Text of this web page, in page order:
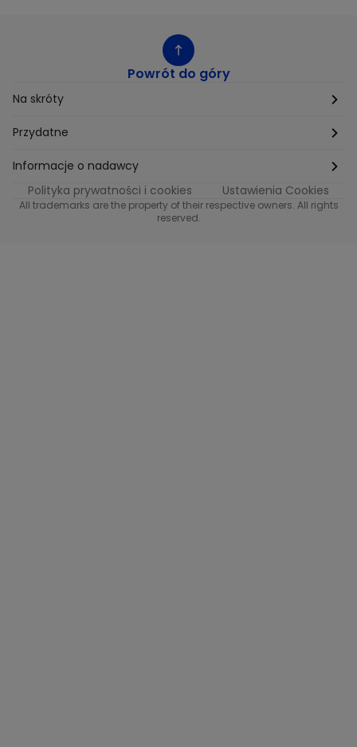
Powrót do góry
Na skróty
Etyka
Supplier Diversity
Polityka podatkowa
Przydatne
Biuro Prasowe
Biuro Reklamy
Informacje o nadawcy
Informacje o nadawcy programu METRO
Polityka prywatności i cookies Ustawienia Cookies
All trademarks are the property of their respective owners. All rights
reserved.